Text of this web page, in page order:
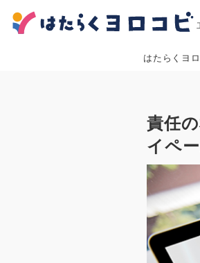
はたらくヨ
責任
イペ